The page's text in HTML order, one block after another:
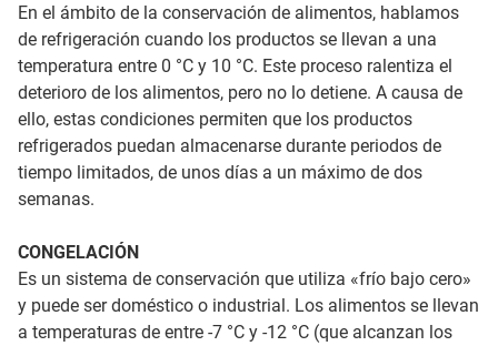
En el ámbito de la conservación de alimentos, hablamos
de refrigeración cuando los productos se llevan a una
temperatura entre 0 °C y 10 °C. Este proceso ralentiza el
deterioro de los alimentos, pero no lo detiene. A causa de
ello, estas condiciones permiten que los productos
refrigerados puedan almacenarse durante periodos de
tiempo limitados, de unos días a un máximo de dos
semanas.
CONGELACIÓN
Es un sistema de conservación que utiliza «frío bajo cero»
y puede ser doméstico o industrial. Los alimentos se llevan
a temperaturas de entre -7 °C y -12 °C (que alcanzan los